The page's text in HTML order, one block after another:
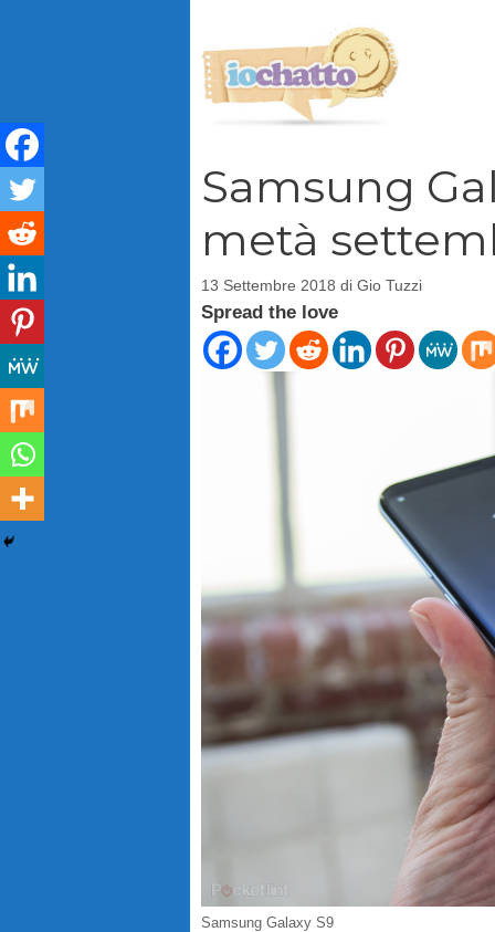
Samsung
metà
13 Settembre 2018 di Gio Tuzzi
Spread the love
Samsung Galaxy S9